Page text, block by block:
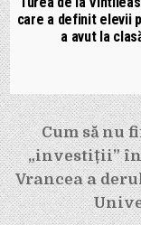
care a definit elevii
a avut la
Navigare
în
articole
Cum să nu
„investiții”
Vrancea a